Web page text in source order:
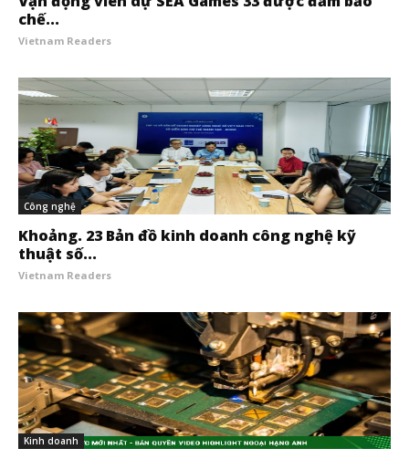
chế...
Vietnam Readers
Công nghệ
Khoảng. 23 Bản đồ kinh doanh công nghệ kỹ
thuật số...
Vietnam Readers
Kinh doanh